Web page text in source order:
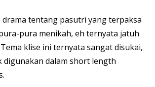
tentang pasutri yang terpaksa
pura menikah, eh ternyata jatuh
klise ini ternyata sangat disukai,
digunakan dalam short length